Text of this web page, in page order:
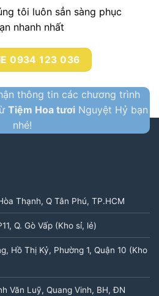
tôi luôn sẳn sàng phục
nhanh nhất
0934 123 036
thông tin các chương trình
Tiệm Hoa tươi Nguyệt Hỷ bạn
nhé!
Thạnh, Q Tân Phú, TP.HCM
Q. Gò Vấp (Kho sỉ, lẻ)
Hồ Thị Kỷ, Phường 1, Quận 10 (Kho
Văn Luỹ, Quang Vinh, BH, ĐN